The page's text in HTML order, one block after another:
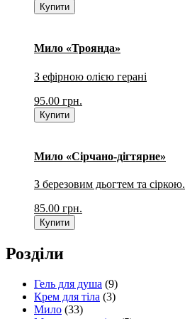
Купити
Мило «Троянда»
З ефірною олією герані
95.00 грн.
Купити
Мило «Сірчано-дігтярне»
З березовим дьогтем та сіркою.
85.00 грн.
Купити
Розділи
Гель для душа (9)
Крем для тіла (3)
Мило (33)